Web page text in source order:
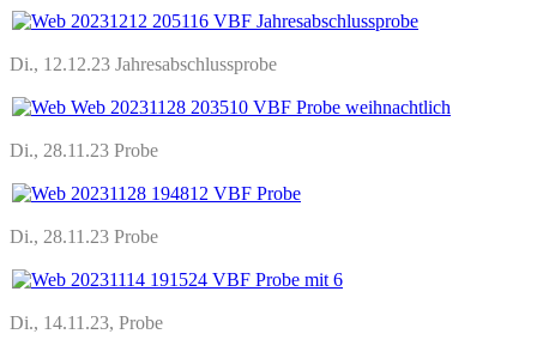
Di., 12.12.23 Jahresabschlussprobe
Di., 28.11.23 Probe
Di., 28.11.23 Probe
Di., 14.11.23, Probe